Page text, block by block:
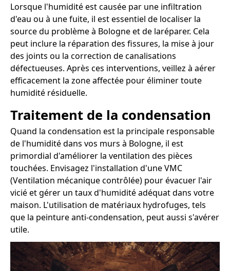
Lorsque l'humidité est causée par une infiltration
d'eau ou à une fuite, il est essentiel de localiser la
source du problème à Bologne et de laréparer. Cela
peut inclure la réparation des fissures, la mise à jour
des joints ou la correction de canalisations
défectueuses. Après ces interventions, veillez à aérer
efficacement la zone affectée pour éliminer toute
humidité résiduelle.
Traitement de la condensation
Quand la condensation est la principale responsable
de l'humidité dans vos murs à Bologne, il est
primordial d'améliorer la ventilation des pièces
touchées. Envisagez l'installation d'une VMC
(Ventilation mécanique contrôlée) pour évacuer l'air
vicié et gérer un taux d'humidité adéquat dans votre
maison. L'utilisation de matériaux hydrofuges, tels
que la peinture anti-condensation, peut aussi s'avérer
utile.